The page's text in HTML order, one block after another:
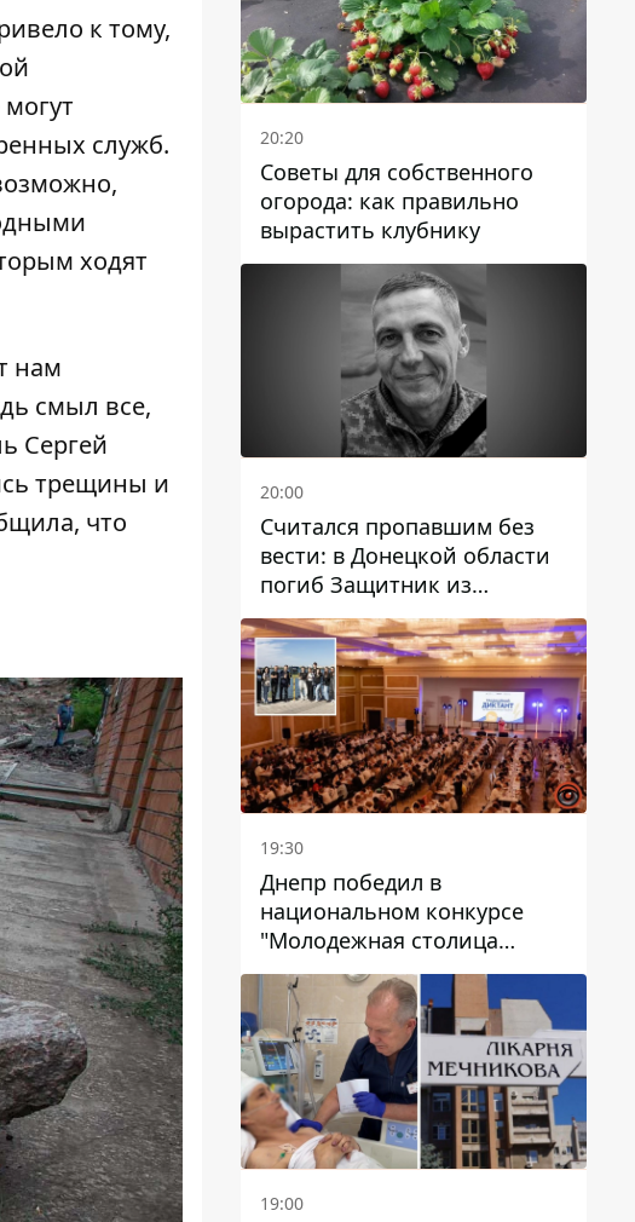
к тому,
служб.
ходят
нам
смыл все,
Сергей
трещины и
что
20:20
Советы для собственного
огорода: как правильно
вырастить клубнику
20:00
Считался пропавшим без
вести: в Донецкой области
погиб Защитник из
Каменского Антон
Красовский
19:30
Днепр победил в
национальном конкурсе
"Молодежная столица
Украины – 2026"
19:00